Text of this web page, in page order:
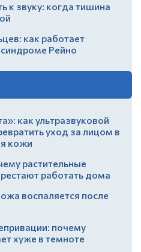
к звуку: когда тишина
как работает
Рейно
как ультразвуковой
уход за лицом в
кожи
растительные
работать дома
воспаляется после
почему
хуже в темноте